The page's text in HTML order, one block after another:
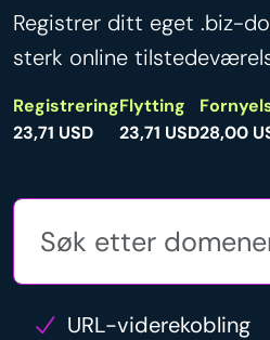
Registrer ditt eget .biz-
sterk online
Registrering
23,71 USD
Flytting
23,71 USD28,00
URL-viderekobling